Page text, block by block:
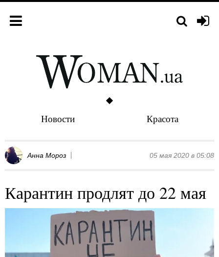
Новости Красота
Анна Мороз 05 мая 2020 в 05:08
Карантин продлят до 22 мая